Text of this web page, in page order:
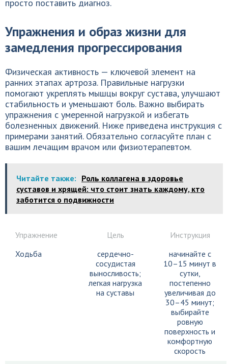
просто поставить диагноз.
Упражнения и образ жизни для
замедления прогрессирования
Физическая активность — ключевой элемент на
ранних этапах артроза. Правильные нагрузки
помогают укреплять мышцы вокруг сустава, улучшают
стабильность и уменьшают боль. Важно выбирать
упражнения с умеренной нагрузкой и избегать
болезненных движений. Ниже приведена инструкция с
примерами занятий. Обязательно согласуйте план с
вашим лечащим врачом или физиотерапевтом.
Читайте также: Роль коллагена в здоровье
суставов и хрящей: что стоит знать каждому, кто
заботится о подвижности
Упражнение Цель
Инструкция
Ходьба
сердечно-
сосудистая
выносливость;
легкая нагрузка
на суставы
начинайте с
10–15 минут в
сутки,
постепенно
увеличивая до
30–45 минут;
выбирайте
ровную
поверхность и
комфортную
скорость